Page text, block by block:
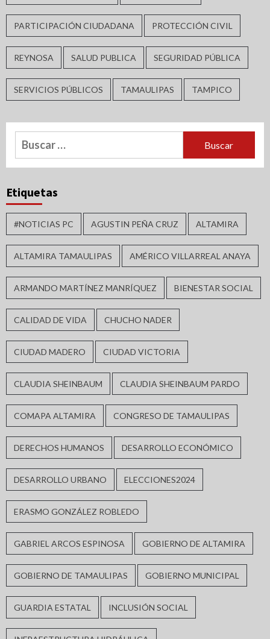
PARTICIPACIÓN CIUDADANA PROTECCIÓN CIVIL
REYNOSA SALUD PUBLICA SEGURIDAD PÚBLICA
SERVICIOS PÚBLICOS TAMAULIPAS TAMPICO
Buscar:
Etiquetas
#NOTICIAS PC AGUSTIN PEÑA CRUZ ALTAMIRA
ALTAMIRA TAMAULIPAS AMÉRICO VILLARREAL ANAYA
ARMANDO MARTÍNEZ MANRÍQUEZ BIENESTAR SOCIAL
CALIDAD DE VIDA CHUCHO NADER
CIUDAD MADERO CIUDAD VICTORIA
CLAUDIA SHEINBAUM CLAUDIA SHEINBAUM PARDO
COMAPA ALTAMIRA CONGRESO DE TAMAULIPAS
DERECHOS HUMANOS DESARROLLO ECONÓMICO
DESARROLLO URBANO ELECCIONES2024
ERASMO GONZÁLEZ ROBLEDO
GABRIEL ARCOS ESPINOSA GOBIERNO DE ALTAMIRA
GOBIERNO DE TAMAULIPAS GOBIERNO MUNICIPAL
GUARDIA ESTATAL INCLUSIÓN SOCIAL